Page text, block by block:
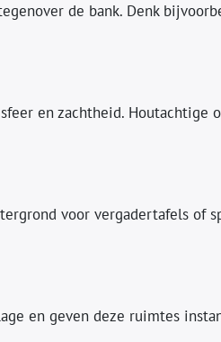
de bank. Denk
en zachtheid.
voor vergadertafels of
en geven deze ruimtes